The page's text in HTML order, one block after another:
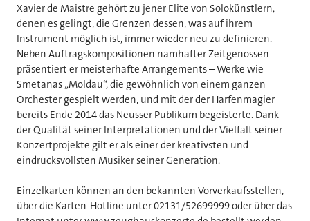
Xavier de Maistre gehört zu jener Elite von Solokünstlern,
denen es gelingt, die Grenzen dessen, was auf ihrem
Instrument möglich ist, immer wieder neu zu definieren.
Neben Auftragskompositionen namhafter Zeitgenossen
präsentiert er meisterhafte Arrangements – Werke wie
Smetanas „Moldau“, die gewöhnlich von einem ganzen
Orchester gespielt werden, und mit der der Harfenmagier
bereits Ende 2014 das Neusser Publikum begeisterte. Dank
der Qualität seiner Interpretationen und der Vielfalt seiner
Konzertprojekte gilt er als einer der kreativsten und
eindrucksvollsten Musiker seiner Generation.
Einzelkarten können an den bekannten Vorverkaufsstellen,
über die Karten-Hotline unter 02131/52699999 oder über das